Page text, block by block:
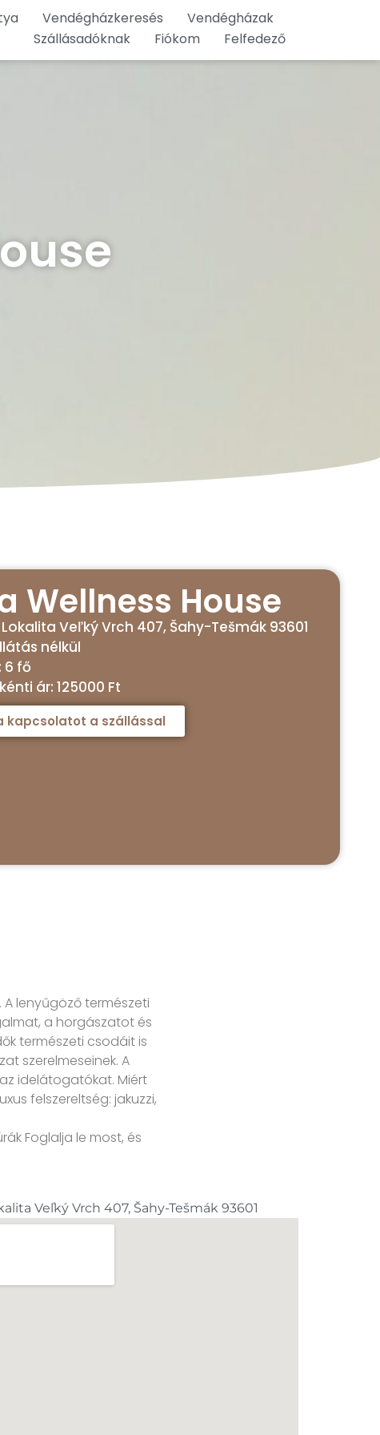
Vendégházkeresés
Vendégházak
Szállásadóknak
Fiókom Felfedező
Wellness House
Lokalita Veľký Vrch 407, Šahy-Tešmák 93601
nélkül
6 fő
ár: 125000 Ft
kapcsolatot a szállással
lenyűgöző természeti
a horgászatot és
természeti csodáit is
szerelmeseinek. A
idelátogatókat. Miért
felszereltség: jakuzzi,
Foglalja le most, és
Veľký Vrch 407, Šahy-Tešmák 93601